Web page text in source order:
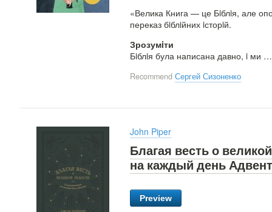
«Велика Книга — це Бiблiя, але
переказ бiблiйних iсторiй.
Зрозумiти
Бiблiя була написана давно, i ми
Recommend Сергей Сизоненко
John Piper
Благая весть о
на каждый день
Preview